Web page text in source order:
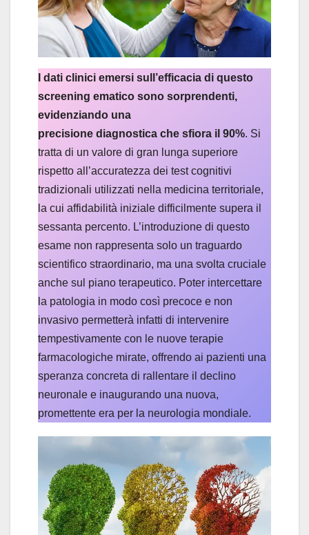
I dati clinici emersi sull’efficacia di questo
screening ematico sono sorprendenti,
evidenziando una
precisione diagnostica che sfiora il 90%. Si
tratta di un valore di gran lunga superiore
rispetto all’accuratezza dei test cognitivi
tradizionali utilizzati nella medicina territoriale,
la cui affidabilità iniziale difficilmente supera il
sessanta percento. L’introduzione di questo
esame non rappresenta solo un traguardo
scientifico straordinario, ma una svolta cruciale
anche sul piano terapeutico. Poter intercettare
la patologia in modo così precoce e non
invasivo permetterà infatti di intervenire
tempestivamente con le nuove terapie
farmacologiche mirate, offrendo ai pazienti una
speranza concreta di rallentare il declino
neuronale e inaugurando una nuova,
promettente era per la neurologia mondiale.